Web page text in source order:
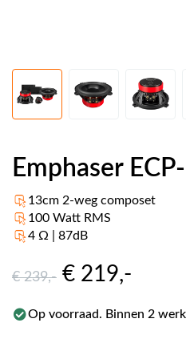
Emphaser
13cm 2-weg composet
100 Watt RMS
4 Ω | 87dB
€ 239,- € 219,-
Op voorraad. Binnen 2